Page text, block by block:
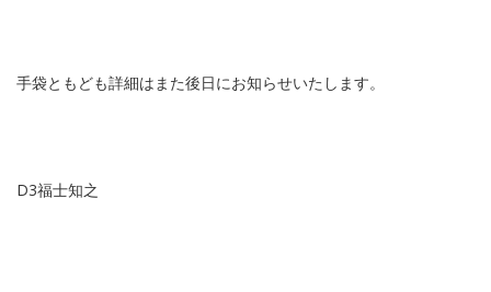
手袋ともども詳細はまた後日にお知らせいたします。
D3福士知之